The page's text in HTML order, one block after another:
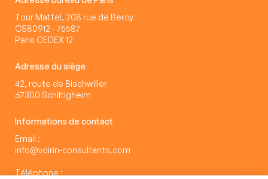
Tour Mattel, 208 rue de Bercy
CS80912 - 75587
Paris CEDEX 12
Adresse du siège
42, route de Bischwiller
67300 Schiltigheim
Informations de contact
Email :
info@voirin-consultants.com
Téléphone :